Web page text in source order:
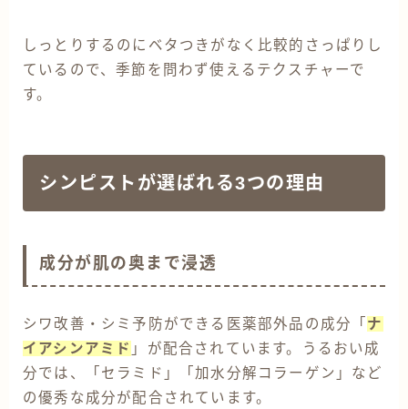
しっとりするのにベタつきがなく比較的さっぱりし
ているので、季節を問わず使えるテクスチャーで
す。
シンピストが選ばれる3つの理由
成分が肌の奥まで浸透
シワ改善・シミ予防ができる医薬部外品の成分「 ナ
イアシンアミド 」が配合されています。うるおい成
分では、「セラミド」「加水分解コラーゲン」など
の優秀な成分が配合されています。